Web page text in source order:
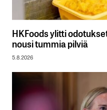
HKFoods ylitti
nousi tummia pilviä
5.8.2026